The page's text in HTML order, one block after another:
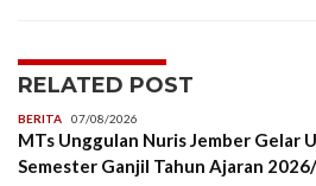
RELATED POST
BERITA 07/08/2026
MTs Unggulan Nuris Jember Gelar
Semester Ganjil Tahun Ajaran